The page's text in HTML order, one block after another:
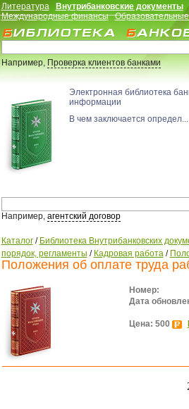
Литература Внутрибанковские документы
Международные финансы
Например,Проверка клиентов банками
Электронная библиотека
информации
В чем заключается определ...
Например, агентский договор
Каталог/ Библиотека Внутрибанковских
порядок, регламенты / Кадровая работа/
Положения об оплате труда
Номер:
Дата
Цена: 500